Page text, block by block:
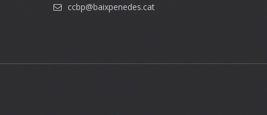
ccbp@baixpenedes.cat